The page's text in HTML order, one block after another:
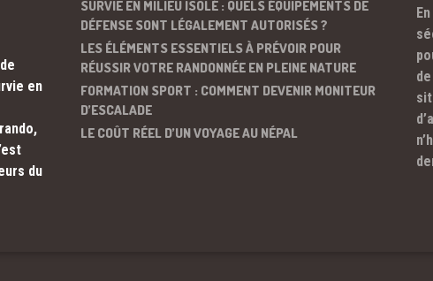
en
du
SURVIE EN MILIEU ISOLÉ : QUELS ÉQUIPEMENTS DE
DÉFENSE SONT LÉGALEMENT AUTORISÉS ?
LES ÉLÉMENTS ESSENTIELS À PRÉVOIR POUR
RÉUSSIR VOTRE RANDONNÉE EN PLEINE NATURE
FORMATION SPORT : COMMENT DEVENIR MONITEUR
D’ESCALADE
LE COÛT RÉEL D’UN VOYAGE AU NÉPAL